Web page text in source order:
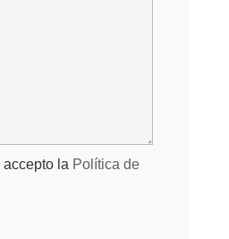
accepto la Política de